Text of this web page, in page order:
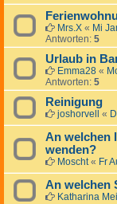
Mrs.X « Mi
Antworten: 5
Urlaub in
Emma28 «
Antworten: 5
Reinigung
joshorvell «
An welchen
wenden?
Moscht« Fr
An welchen
Katharina